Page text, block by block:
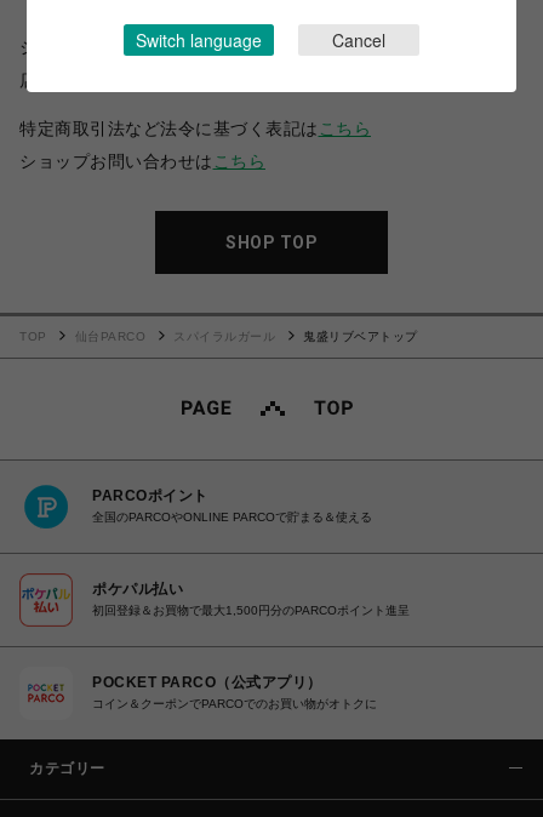
ショップ名
スパイラルガール
店舗名
特定商取引法など法令に基づく表記は こちら
ショップお問い合わせは こちら
SHOP TOP
TOP 仙台PARCO スパイラルガール 鬼盛リブベアトップ
PARCOポイント
全国のPARCOやONLINE PARCOで貯まる＆使える
ポケパル払い
初回登録＆お買物で最大1,500円分のPARCOポイント進呈
POCKET PARCO（公式アプリ）
コイン＆クーポンでPARCOでのお買い物がオトクに
カテゴリー
Switch language Cancel